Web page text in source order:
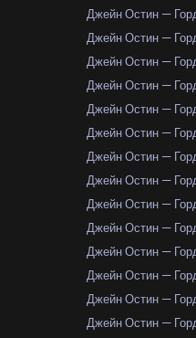
Джейн Остин —
Джейн Остин —
Джейн Остин —
Джейн Остин —
Джейн Остин —
Джейн Остин —
Джейн Остин —
Джейн Остин —
Джейн Остин —
Джейн Остин —
Джейн Остин —
Джейн Остин —
Джейн Остин —
Джейн Остин —